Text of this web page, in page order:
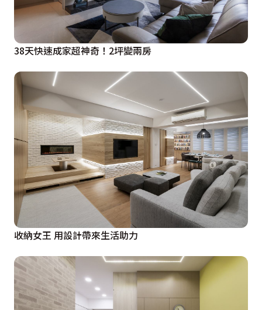
38天快速成家超神奇！2坪變兩房
收納女王 用設計帶來生活助力